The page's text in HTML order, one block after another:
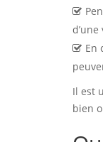
En
Il est
bien